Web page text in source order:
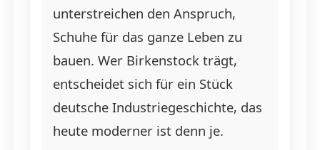
unterstreichen den Anspruch,
Schuhe für das ganze Leben zu
bauen. Wer Birkenstock trägt,
entscheidet sich für ein Stück
deutsche Industriegeschichte, das
heute moderner ist denn je.